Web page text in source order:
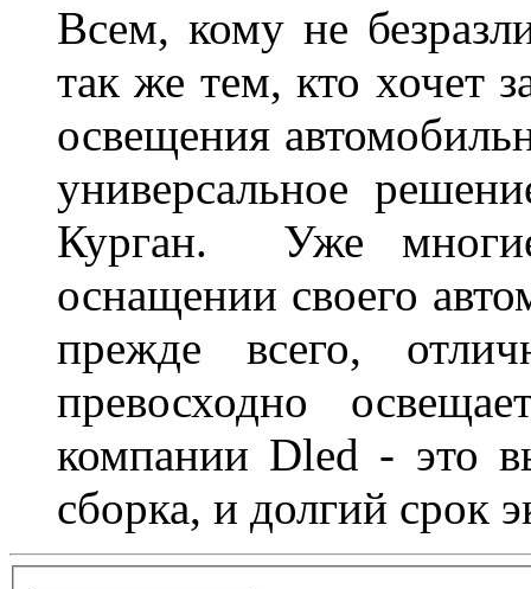
Всем, кому не
так же тем, кто хочет
освещения
универсальное
Курган. Уже многие
оснащении своего
прежде всего,
превосходно
компании Dled - это
сборка, и долгий срок